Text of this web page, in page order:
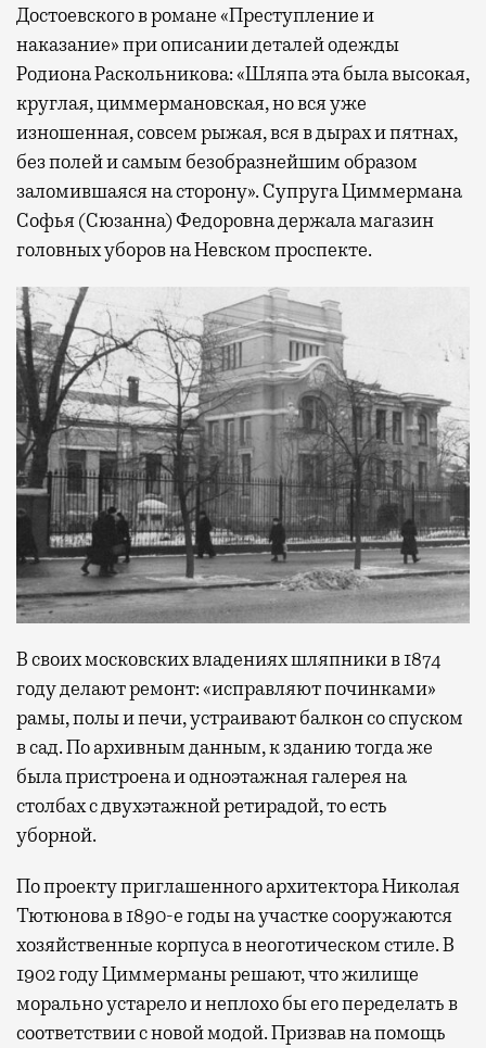
Достоевского в романе «Преступление и
наказание» при описании деталей одежды
Родиона Раскольникова: «Шляпа эта была высокая,
круглая, циммермановская, но вся уже
изношенная, совсем рыжая, вся в дырах и пятнах,
без полей и самым безобразнейшим образом
заломившаяся на сторону». Супруга Циммермана
Софья (Сюзанна) Федоровна держала магазин
головных уборов на Невском проспекте.
В своих московских владениях шляпники в 1874
году делают ремонт: «исправляют починками»
рамы, полы и печи, устраивают балкон со спуском
в сад. По архивным данным, к зданию тогда же
была пристроена и одноэтажная галерея на
столбах с двухэтажной ретирадой, то есть
уборной.
По проекту приглашенного архитектора Николая
Тютюнова в 1890-е годы на участке сооружаются
хозяйственные корпуса в неоготическом стиле. В
1902 году Циммерманы решают, что жилище
морально устарело и неплохо бы его переделать в
соответствии с новой модой. Призвав на помощь